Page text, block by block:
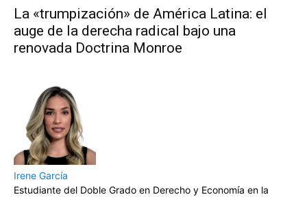
La «trumpización» de América Latina: el
auge de la derecha radical bajo una
renovada Doctrina Monroe
Irene García
Estudiante del Doble Grado en Derecho y Economía en la